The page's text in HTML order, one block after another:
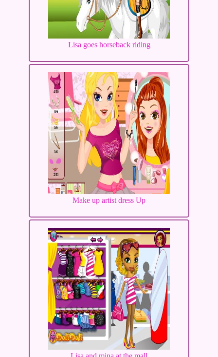
Lisa goes horseback riding
Make up artist dress Up